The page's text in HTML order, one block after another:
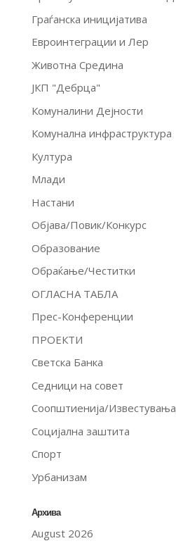
Граѓанска иницијатива
Евроинтеграции и Лер
Животна Средина
ЈКП "Дебрца"
Комуналини Дејности
Комунална инфраструктура
Култура
Млади
Настани
Објава/Повик/Конкурс
Образование
Обраќање/Честитки
ОГЛАСНА ТАБЛА
Прес-Конференции
ПРОЕКТИ
Светска Банка
Седници на совет
Соопштиенија/Известувања
Социјална заштита
Спорт
Урбанизам
Архива
August 2026